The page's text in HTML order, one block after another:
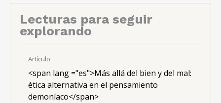
Lecturas para seguir
explorando
Artículo
<span lang ="es">Más allá del bien y del mal:
ética alternativa en el pensamiento
demoníaco</span>